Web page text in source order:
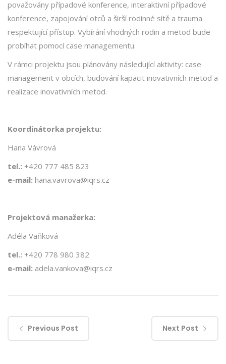
považovány případové konference, interaktivní případové
konference, zapojování otců a širší rodinné sítě a trauma
respektující přístup. Vybírání vhodných rodin a metod bude
probíhat pomocí case managementu.
V rámci projektu jsou plánovány následující aktivity: case
management v obcích, budování kapacit inovativních metod a
realizace inovativních metod.
Koordinátorka projektu:
Hana Vávrová
tel.: +420 777 485 823
e-mail: hana.vavrova@iqrs.cz
Projektová manažerka:
Adéla Vaňková
tel.: +420 778 980 382
e-mail: adela.vankova@iqrs.cz
Previous Post Next Post